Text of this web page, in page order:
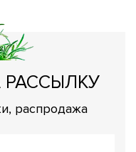
распродажа